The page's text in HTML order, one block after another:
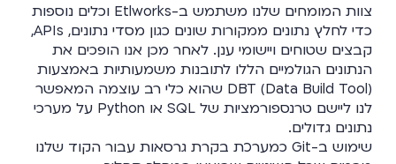
צוות המומחים שלנו משתמש ב-Etlworks וכלים נוספות
כדי לחלץ נתונים ממקורות שונים כגון מסדי נתונים, APIs,
קבצים שטוחים ויישומי ענן. לאחר מכן אנו הופכים את
הנתונים הגולמיים הללו לתובנות משמעותיות באמצעות
DBT (Data Build Tool) שהוא כלי רב עוצמה המאפשר
לנו ליישם טרנספורמציות של SQL או Python על מערכי
נתונים גדולים.
שימוש ב-Git כמערכת בקרת גרסאות עבור הקוד שלנו